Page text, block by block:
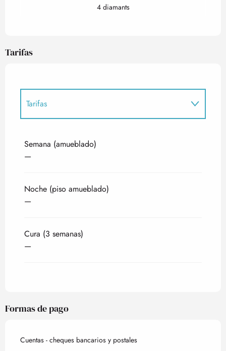
4 diamants
Tarifas
Tarifas
Semana (amueblado)
—
Noche (piso amueblado)
—
Cura (3 semanas)
—
Formas de pago
Cuentas - cheques bancarios y postales